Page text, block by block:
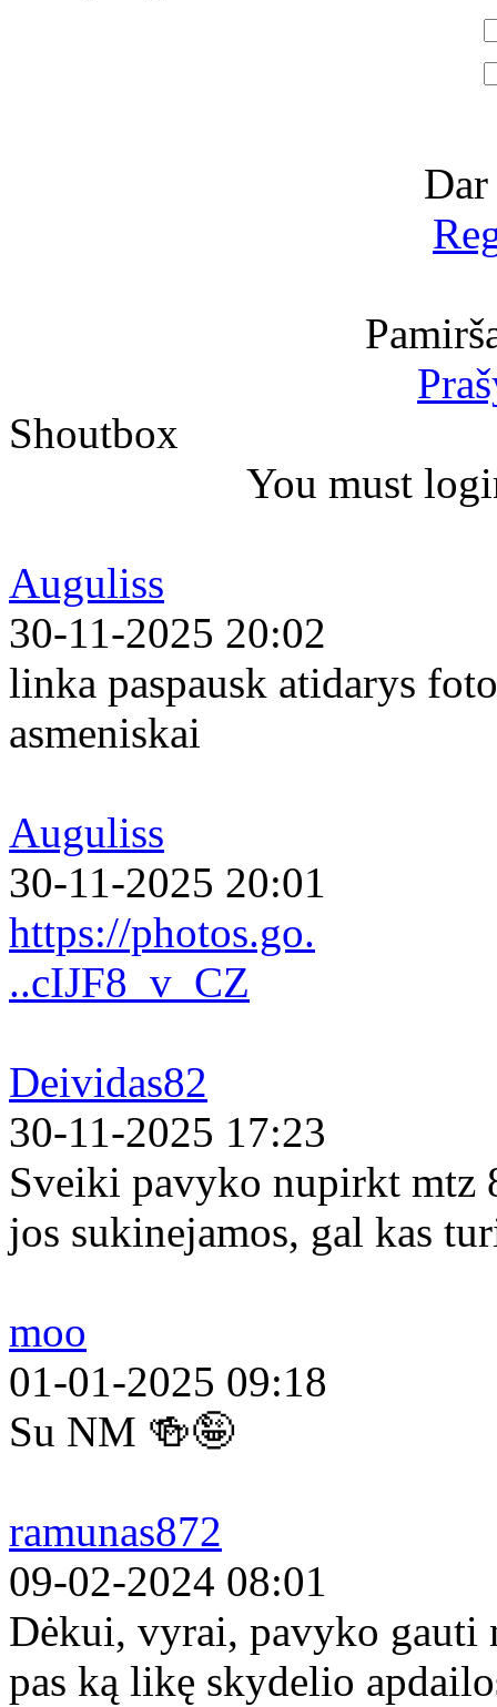
Dar
Shoutbox
You must
Auguliss
30-11-2025 20:02
linka paspausk atidarys
asmeniskai
Auguliss
30-11-2025 20:01
https://photos.go.
..cIJF8_v_CZ
Deividas82
30-11-2025 17:23
Sveiki pavyko nupirkt mtz
jos sukinejamos, gal kas
moo
01-01-2025 09:18
Su NM 🍻🤪
ramunas872
09-02-2024 08:01
Dėkui, vyrai, pavyko gauti
pas ką likę skydelio